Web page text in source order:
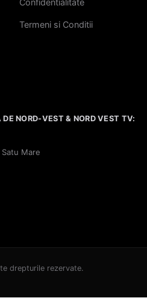
Confidentialitate
Termeni si Conditii
NORD-VEST & NORD VEST TV:
Mare
drepturile rezervate.